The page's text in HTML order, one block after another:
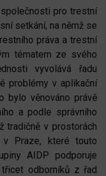
pro trestní
setkání, na němž se
práva a trestní
tématem ze svého
vyvolává řadu
problémy v aplikační
bylo věnováno právě
a podle správního
tradičně v prostorách
v Praze, které touto
AIDP podporuje
odborníků z řad